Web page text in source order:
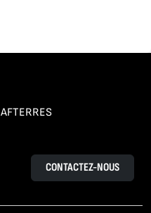
AFTERRES
CONTACTEZ-NOUS